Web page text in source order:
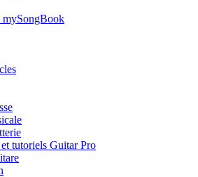
mySongBook
tutoriels Guitar Pro